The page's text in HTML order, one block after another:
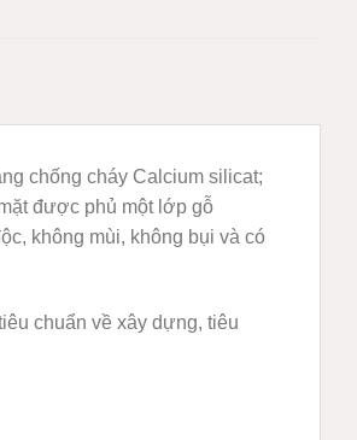
chống cháy Calcium silicat;
được phủ một lớp gỗ
không mùi, không bụi và có
chuẩn về xây dựng, tiêu